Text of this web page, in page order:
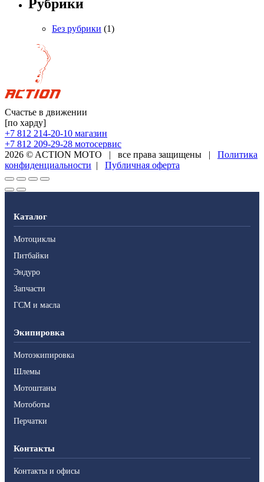
Рубрики
Без рубрики (1)
Счастье в движении
[по харду]
+7 812 214-20-10 магазин
+7 812 209-29-28 мотосервис
2026 © ACTION MOTO | все права защищены |
Политика
конфиденциальности | Публичная оферта
Каталог
Мотоциклы
Питбайки
Эндуро
Запчасти
ГСМ и масла
Экипировка
Мотоэкипировка
Шлемы
Мотоштаны
Мотоботы
Перчатки
Контакты
Контакты и офисы